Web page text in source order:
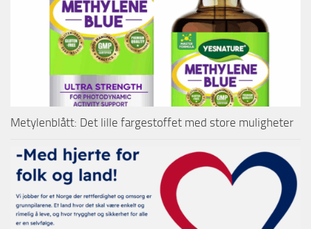
Metylenblått: Det lille fargestoffet med store muligheter